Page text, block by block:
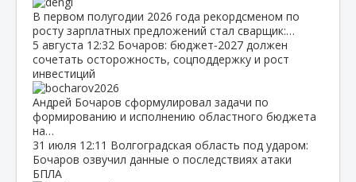
В первом полугодии 2026 года рекордсменом по
росту зарплатных предложений стал сварщик:…
5 августа 12:32 Бочаров: бюджет‑2027 должен
сочетать осторожность, соцподдержку и рост
инвестиций
Андрей Бочаров сформулировал задачи по
формированию и исполнению областного бюджета
на…
31 июля 12:11 Волгоградская область под ударом:
Бочаров озвучил данные о последствиях атаки
БПЛА